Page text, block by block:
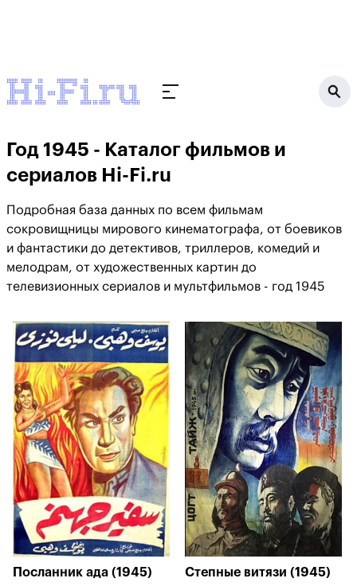
Год 1945 - Каталог фильмов и
сериалов Hi-Fi.ru
Подробная база данных по всем фильмам
сокровищницы мирового кинематографа, от боевиков
и фантастики до детективов, триллеров, комедий и
мелодрам, от художественных картин до
телевизионных сериалов и мультфильмов - год 1945
Посланник ада (1945) Степные витязи (1945)